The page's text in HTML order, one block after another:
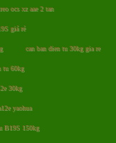
ocs xz aae 2 tan
giá rẻ
can ban dien tu 30kg gia re
tu 60kg
30kg
yaohua
B19S 150kg